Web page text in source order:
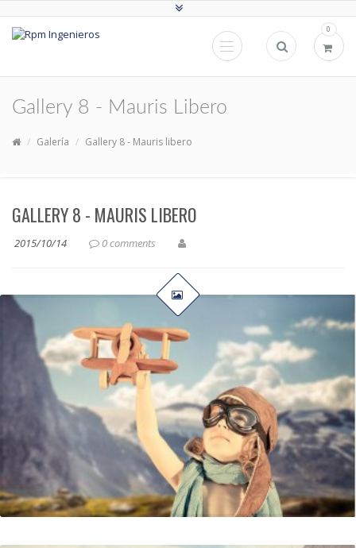
0
Gallery 8 - Mauris Libero
Galería Gallery 8 - Mauris libero
GALLERY 8 - MAURIS LIBERO
2015/10/14 0 comments